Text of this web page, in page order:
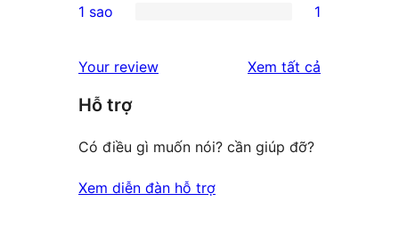
reviews
star
2-
review
star
review
1 sao 1
Your review Xem tất cả
Hỗ trợ
Có điều gì muốn nói? cần giúp đỡ?
Xem diễn đàn hỗ trợ